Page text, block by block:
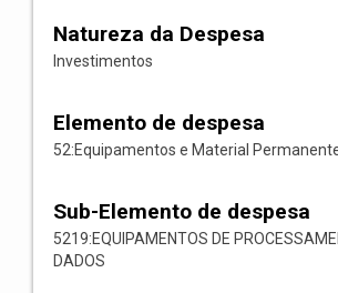
Natureza da Despesa
Investimentos
Elemento de despesa
52:Equipamentos e Material
Sub-Elemento de despesa
5219:EQUIPAMENTOS DE
DADOS